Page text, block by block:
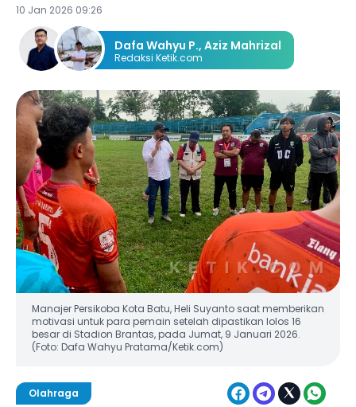
10 Jan 2026 09:26
Dafa Wahyu P., Aziz Mahrizal
Redaksi Ketik.com
Manajer Persikoba Kota Batu, Heli Suyanto saat memberikan
motivasi untuk para pemain setelah dipastikan lolos 16
besar di Stadion Brantas, pada Jumat, 9 Januari 2026.
(Foto: Dafa Wahyu Pratama/Ketik.com)
Olahraga